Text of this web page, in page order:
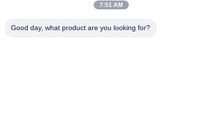
7:51 AM
Good day, what product are you looking for?